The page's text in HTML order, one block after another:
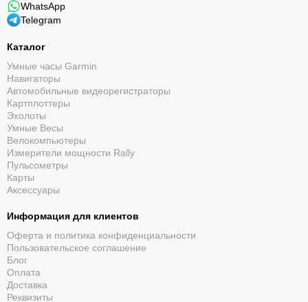
WhatsApp
Telegram
Каталог
Умные часы Garmin
Навигаторы
Автомобильные видеорегистраторы
Картплоттеры
Эхолоты
Умные Весы
Велокомпьютеры
Измерители мощности Rally
Пульсометры
Карты
Аксессуары
Информация для клиентов
Оферта и политика конфиденциальности
Пользовательское соглашение
Блог
Оплата
Доставка
Реквизиты